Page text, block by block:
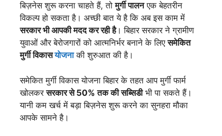
बिज़नेस शुरू करना चाहते हैं, तोमुर्गी पालनएक बेहतरीन
विकल्प हो सकता है। अच्छी बात ये है कि अब इस काम में
सरकार भी आपकी मदद कर रही है। बिहार सरकार ने ग्रामीण
युवाओं और बेरोजगारों को आत्मनिर्भर बनाने के लिएसमेकित
मुर्गी विकासयोजनाकी शुरुआत की है।
समेकित मुर्गी विकास योजना बिहार के तहत आप मुर्गी फार्म
खोलकरसरकार से 50% तक की सब्सिडीभी पा सकते हैं।
यानी कम खर्च में बड़ा बिज़नेस शुरू करने का सुनहरा मौका
आपके सामने है।